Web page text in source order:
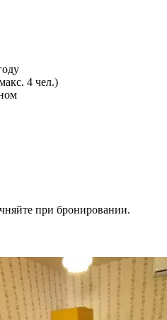
4 чел.)
при бронировании.